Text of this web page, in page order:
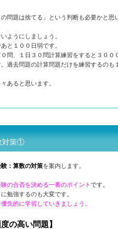
問題は捨てる」という判断も必要かと思
ようにしましょう。
と１００日弱です。
問、１日３０問計算練習をすると３００
過去問題の計算問題だけを練習するのも
あると思います。
対策①
：算数の対策を案内します。
の合否を決める一番のポイント です。
勉強するのも大変です。
先的に学習していきましょう。
の高い問題】